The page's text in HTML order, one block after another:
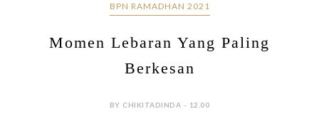
BPN RAMADHAN 2021
Momen Lebaran Yang Paling
Berkesan
BY CHIKITADINDA - 12.00